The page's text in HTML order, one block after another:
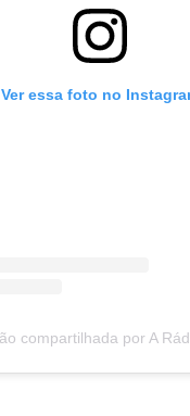
Ver essa foto no